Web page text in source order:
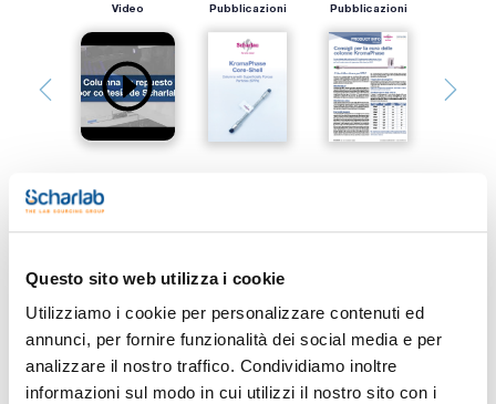
Questo sito web utilizza i cookie
Utilizziamo i cookie per personalizzare contenuti ed
annunci, per fornire funzionalità dei social media e per
analizzare il nostro traffico. Condividiamo inoltre
informazioni sul modo in cui utilizzi il nostro sito con i
Video Pubblicazioni Pubblicazioni
Caratteristiche
Fase : C8
Dimensioni del poro (Å) : 100
Dimensioni della particella (μm) : 1,7
Diametro interno (mm) : 2,1
Lunghezza (mm) : 5
Conf. (unità) : 3
Vedi di più